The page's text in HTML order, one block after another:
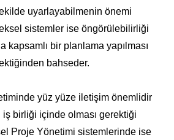
uyarlayabilmenin önemi
sistemler ise öngörülebilirliği
kapsamlı bir planlama yapılması
bahseder.
yüz yüze iletişim önemlidir
iş birliği içinde olması gerektiği
Proje Yönetimi sistemlerinde ise